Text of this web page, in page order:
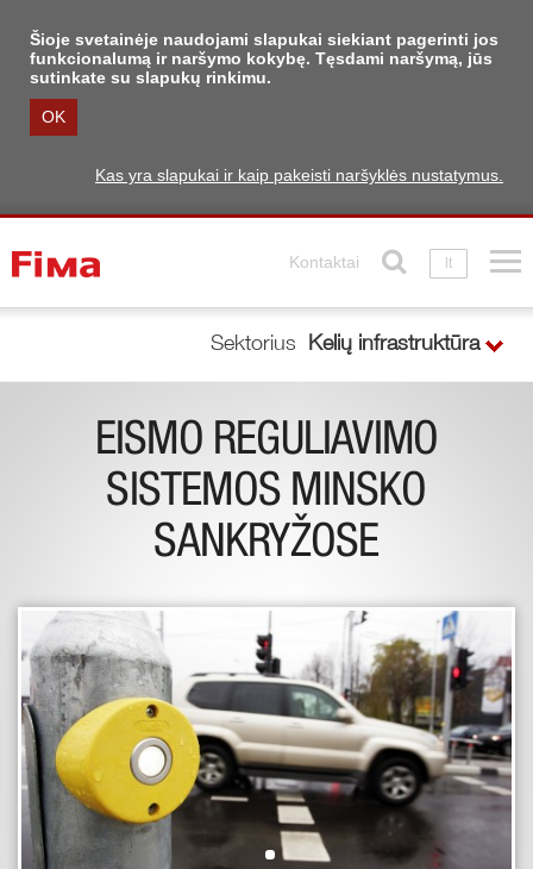
Šioje svetainėje naudojami slapukai siekiant pagerinti jos
funkcionalumą ir naršymo kokybę. Tęsdami naršymą, jūs
sutinkate su slapukų rinkimu.
OK
Kas yra slapukai ir kaip pakeisti naršyklės nustatymus.
Kontaktai lt
Sektorius Kelių infrastruktūra
EISMO REGULIAVIMO
SISTEMOS MINSKO
SANKRYŽOSE